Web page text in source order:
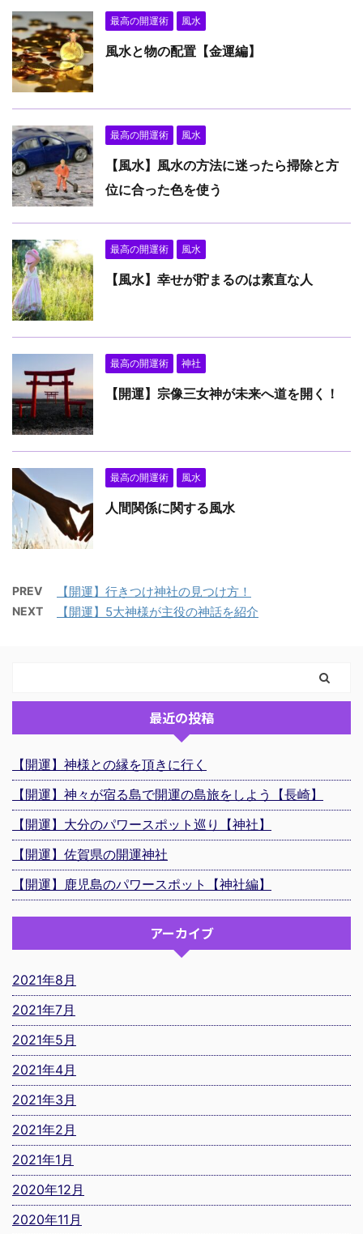
最高の開運術 風水
風水と物の配置【金運編】
最高の開運術 風水
【風水】風水の方法に迷ったら掃除と方
位に合った色を使う
最高の開運術 風水
【風水】幸せが貯まるのは素直な人
最高の開運術 神社
【開運】宗像三女神が未来へ道を開く！
最高の開運術 風水
人間関係に関する風水
PREV 【開運】行きつけ神社の見つけ方！
NEXT 【開運】5大神様が主役の神話を紹介
最近の投稿
【開運】神様との縁を頂きに行く
【開運】神々が宿る島で開運の島旅をしよう【長崎】
【開運】大分のパワースポット巡り【神社】
【開運】佐賀県の開運神社
【開運】鹿児島のパワースポット【神社編】
アーカイブ
2021年8月
2021年7月
2021年5月
2021年4月
2021年3月
2021年2月
2021年1月
2020年12月
2020年11月